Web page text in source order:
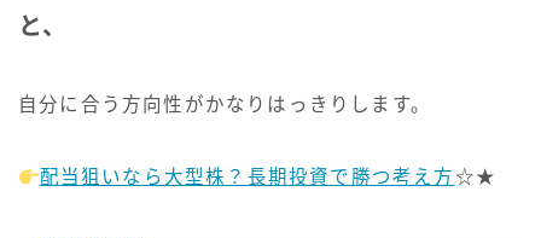
と、
自分に合う方向性がかなりはっきりします。
配当狙いなら大型株？長期投資で勝つ考え方 ☆★